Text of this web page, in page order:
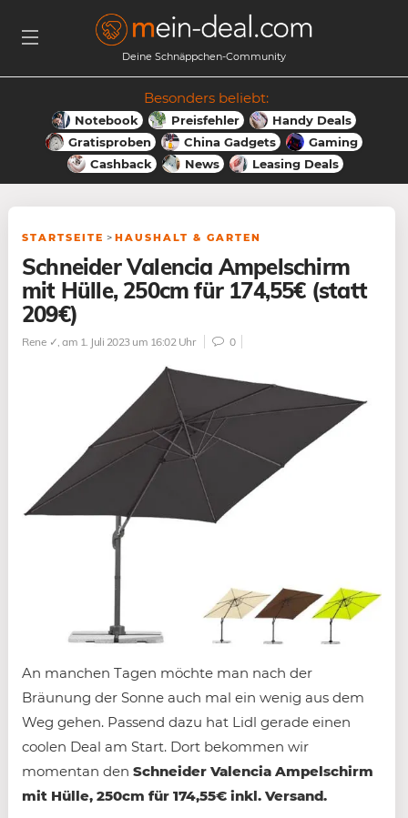
Deine Schnäppchen-Community
Besonders beliebt:
Notebook Preisfehler
Handy Deals
Gratisproben
China Gadgets
Gaming
Cashback
News Leasing Deals
STARTSEITE > HAUSHALT & GARTEN
Schneider Valencia Ampelschirm
mit Hülle, 250cm für 174,55€ (statt
209€)
Rene ✓, am 1. Juli 2023 um 16:02 Uhr 0
An manchen Tagen möchte man nach der
Bräunung der Sonne auch mal ein wenig aus dem
Weg gehen. Passend dazu hat Lidl gerade einen
coolen Deal am Start. Dort bekommen wir
momentan den Schneider Valencia Ampelschirm
mit Hülle, 250cm für 174,55€ inkl. Versand.